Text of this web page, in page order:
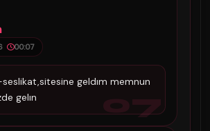
07
00:07
geldım memnun
gelın